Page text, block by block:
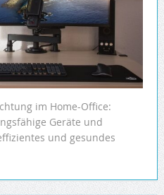
im Home-Office:
Geräte und
und gesundes